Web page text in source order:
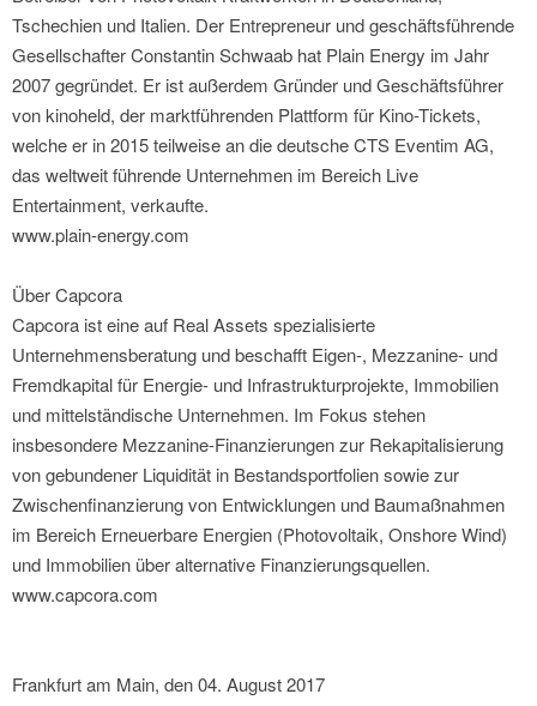
Tschechien und Italien. Der Entrepreneur und geschäftsführende
Gesellschafter Constantin Schwaab hat Plain Energy im Jahr
2007 gegründet. Er ist außerdem Gründer und Geschäftsführer
von kinoheld, der marktführenden Plattform für Kino-Tickets,
welche er in 2015 teilweise an die deutsche CTS Eventim AG,
das weltweit führende Unternehmen im Bereich Live
Entertainment, verkaufte.
www.plain-energy.com
Über Capcora
Capcora ist eine auf Real Assets spezialisierte
Unternehmensberatung und beschafft Eigen-, Mezzanine- und
Fremdkapital für Energie- und Infrastrukturprojekte, Immobilien
und mittelständische Unternehmen. Im Fokus stehen
insbesondere Mezzanine-Finanzierungen zur Rekapitalisierung
von gebundener Liquidität in Bestandsportfolien sowie zur
Zwischenfinanzierung von Entwicklungen und Baumaßnahmen
im Bereich Erneuerbare Energien (Photovoltaik, Onshore Wind)
und Immobilien über alternative Finanzierungsquellen.
www.capcora.com
Frankfurt am Main, den 04. August 2017